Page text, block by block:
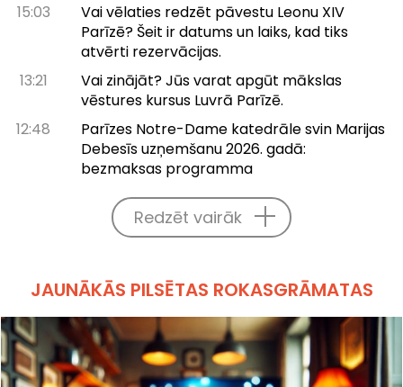
15:03
Vai vēlaties redzēt pāvestu Leonu XIV
Parīzē? Šeit ir datums un laiks, kad tiks
atvērti rezervācijas.
13:21
Vai zinājāt? Jūs varat apgūt mākslas
vēstures kursus Luvrā Parīzē.
12:48
Parīzes Notre-Dame katedrāle svin Marijas
Debesīs uzņemšanu 2026. gadā:
bezmaksas programma
Redzēt vairāk
JAUNĀKĀS PILSĒTAS ROKASGRĀMATAS